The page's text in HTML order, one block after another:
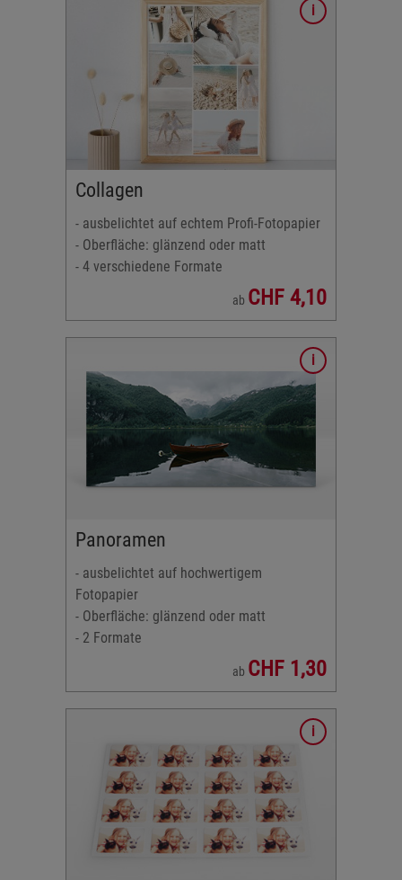
Collagen
- ausbelichtet auf echtem Profi-Fotopapier
- Oberfläche: glänzend oder matt
- 4 verschiedene Formate
ab CHF 4,10
Panoramen
- ausbelichtet auf hochwertigem
Fotopapier
- Oberfläche: glänzend oder matt
- 2 Formate
ab CHF 1,30